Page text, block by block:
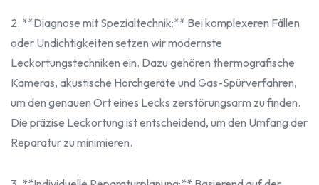
2. **Diagnose mit Spezialtechnik:** Bei komplexeren Fällen
oder Undichtigkeiten setzen wir modernste
Leckortungstechniken ein. Dazu gehören thermografische
Kameras, akustische Horchgeräte und Gas-Spürverfahren,
um den genauen Ort eines Lecks zerstörungsarm zu finden.
Die präzise Leckortung ist entscheidend, um den Umfang der
Reparatur zu minimieren.